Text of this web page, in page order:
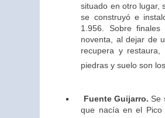
situado en otro lugar,
se construyó e
1.956. Sobre
noventa, al dejar de
recupera y restaura,
piedras y suelo son
Fuente Guijarro. Se
que nacía en el